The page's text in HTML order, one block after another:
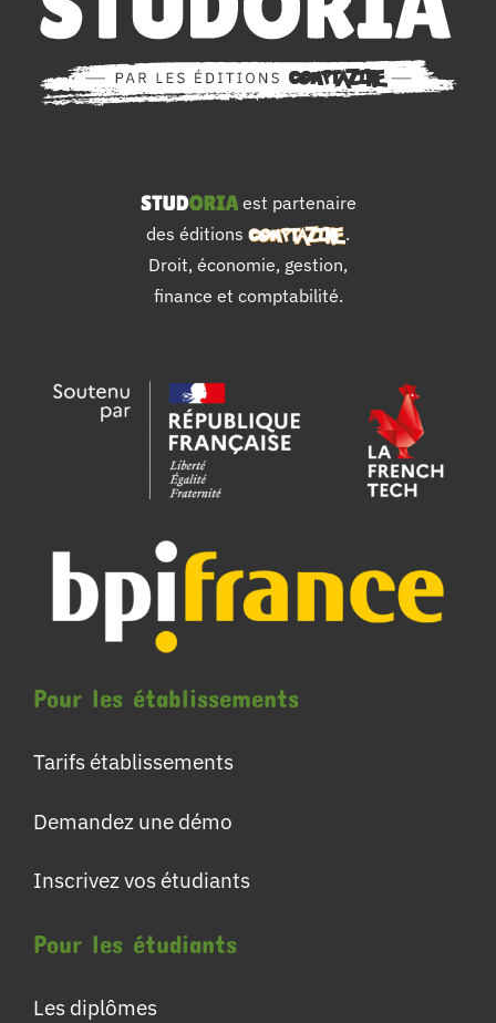
est partenaire
des éditions
.
Droit, économie, gestion,
finance et comptabilité.
Pour les établissements
Tarifs établissements
Demandez une démo
Inscrivez vos étudiants
Pour les étudiants
Les diplômes